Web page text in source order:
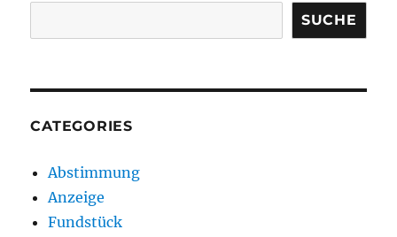
SUCHE
CATEGORIES
Abstimmung
Anzeige
Fundstück